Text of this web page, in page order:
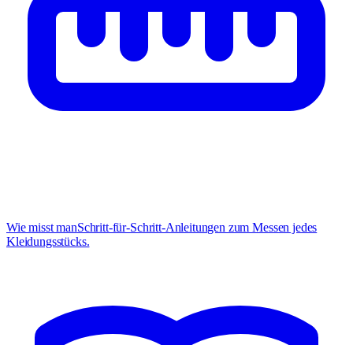
Wie misst manSchritt-für-Schritt-Anleitungen zum Messen jedes
Kleidungsstücks.